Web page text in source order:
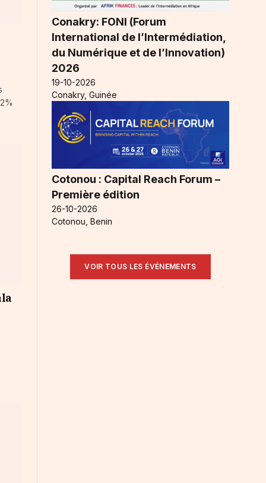
Conakry: FONI (Forum
International de l’Intermédiation,
du Numérique et de l’Innovation)
2026
19-10-2026
Conakry, Guinée
Cotonou : Capital Reach Forum –
Première édition
26-10-2026
Cotonou, Benin
VOIR TOUS LES ÉVÉNEMENTS